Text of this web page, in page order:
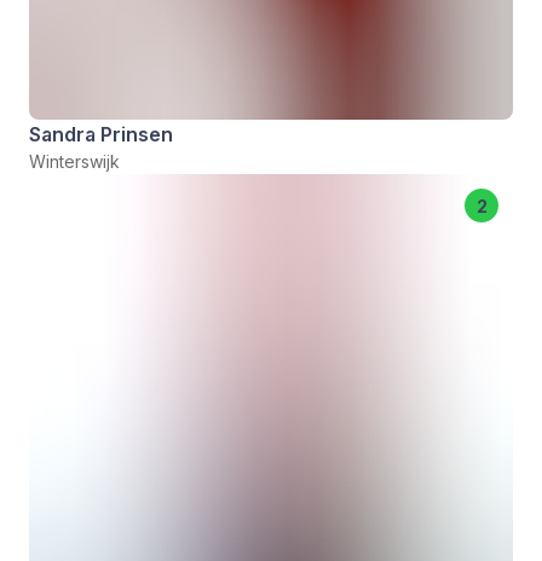
Sandra Prinsen
Winterswijk
2